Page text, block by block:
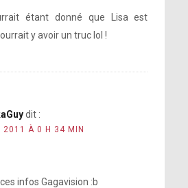
étant donné que Lisa est
y avoir un truc lol !
dit :
2011 À 0 H 34 MIN
infos Gagavision :b